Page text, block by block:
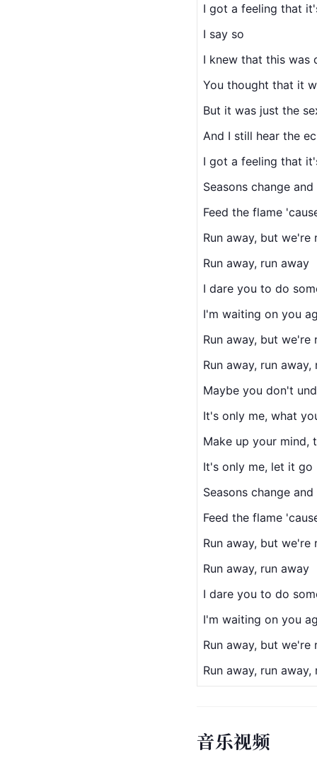
I got a feeling that
I say so
I knew that this was
You thought that it
But it was just the
And I still hear the
I got a feeling that
Seasons change
Feed the flame
Run away, but we're
Run away, run away
I dare you to do
I'm waiting on you
Run away, but we're
Run away, run away,
Maybe you don't
It's only me, what
Make up your mind,
It's only me, let it go
Seasons change
Feed the flame
Run away, but we're
Run away, run away
I dare you to do
I'm waiting on you
Run away, but we're
Run away, run away,
音乐视频